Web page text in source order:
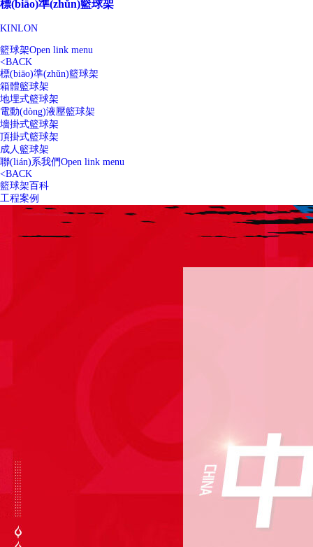
標(biāo)準(zhǔn)籃球架
KINLON
籃球架Open link menu
<BACK
標(biāo)準(zhǔn)籃球架
箱體籃球架
地埋式籃球架
電動(dòng)液壓籃球架
墻掛式籃球架
頂掛式籃球架
成人籃球架
聯(lián)系我們Open link menu
<BACK
籃球架百科
工程案例